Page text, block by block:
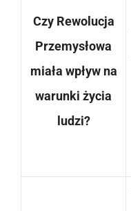
Czy Rewolucja
Przemysłowa
miała wpływ na
warunki życia
ludzi?